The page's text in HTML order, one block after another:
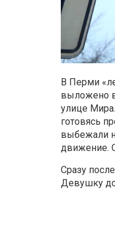
В Перми
выложено
улице
готовясь
выбежали
движение.
Сразу
Девушку